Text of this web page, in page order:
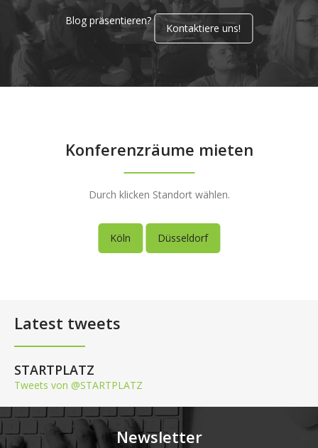
Blog präsentieren?
Kontaktiere uns!
Konferenzräume mieten
Durch klicken Standort wählen.
Köln Düsseldorf
Latest tweets
STARTPLATZ
Tweets von @STARTPLATZ
Newsletter